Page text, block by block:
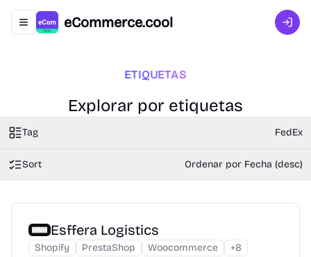
Abrir menú de navegación
eCommerce.cool
ETIQUETAS
Explorar por etiquetas
Tag FedEx
Sort Ordenar por Fecha (desc)
Esffera Logistics
Shopify PrestaShop Woocommerce +8